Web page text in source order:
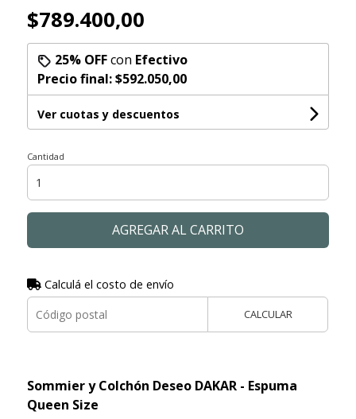
$789.400,00
25% OFFcon Efectivo
Precio final:$592.050,00
Ver cuotas y descuentos
Cantidad
AGREGAR AL CARRITO
Calculá el costo de envío
CALCULAR
Sommier y Colchón Deseo DAKAR - Espuma
Queen Size